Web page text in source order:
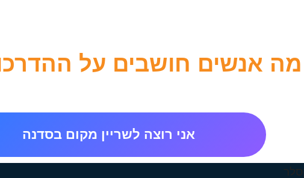
מה אנשים חושבים על
אני רוצה לשריין מקום בסדנה